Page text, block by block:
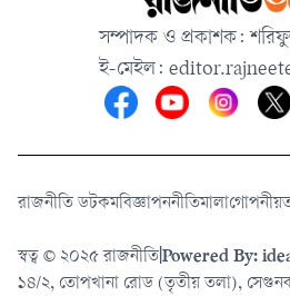
সম্পাদক ও প্রকাশক:
ই-মেইল:
রাজনীতি ডটকমবিজ্ঞাপননীতিমালা
স্বত্ব © ২০২৫ রাজনীতিPowered By:
১৪/২, তোপখানা রোড (তৃতীয় তলা),